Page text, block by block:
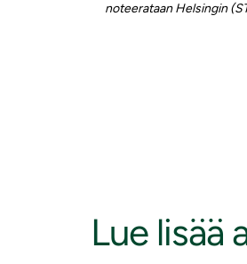
noteerataan Helsingin
Lue lisää